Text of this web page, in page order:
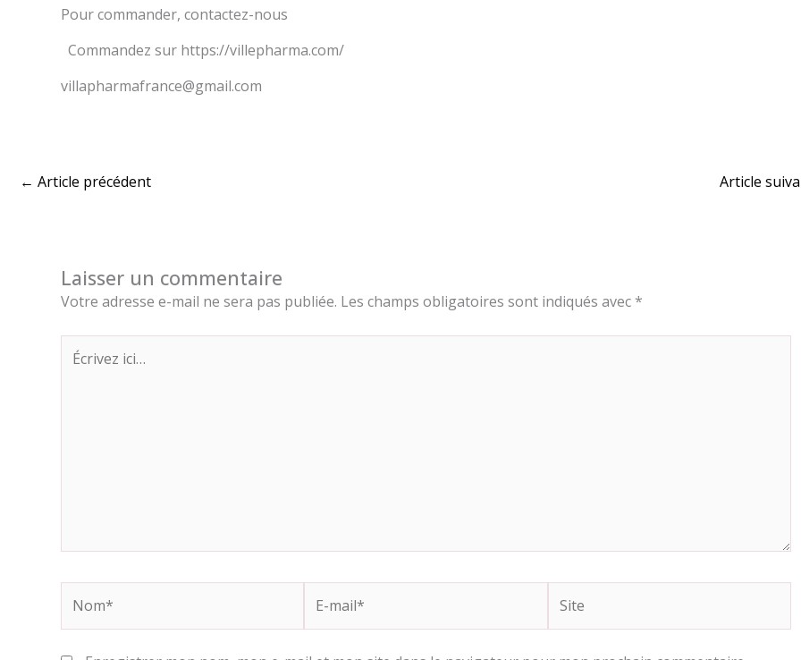
Pour commander, contactez-nous
Commandez sur https://villepharma.com/
villapharmafrance@gmail.com
← Article précédent Article
Laisser un commentaire
Votre adresse e-mail ne sera pas publiée. Les champs obligatoires sont indiqués avec *
Écrivez
ici…
mail*